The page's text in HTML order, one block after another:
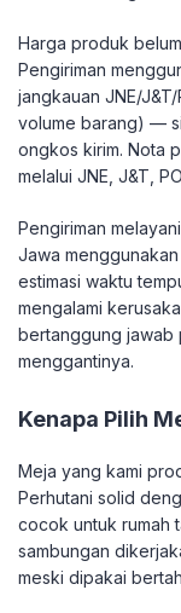
Harga produk
Pengiriman
jangkauan JNE/
volume barang) —
ongkos kirim. Nota
melalui JNE, J&T,
Pengiriman
Jawa
estimasi waktu
mengalami
bertanggung jawab
menggantinya.
Kenapa Pilih
Meja yang kami
Perhutani solid
cocok untuk rumah
sambungan
meski dipakai